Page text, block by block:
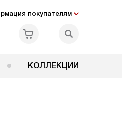
покупателям
КОЛЛЕКЦИИ